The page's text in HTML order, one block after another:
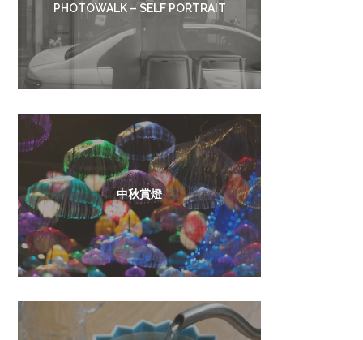
PHOTOWALK – SELF PORTRAIT
中秋賞燈